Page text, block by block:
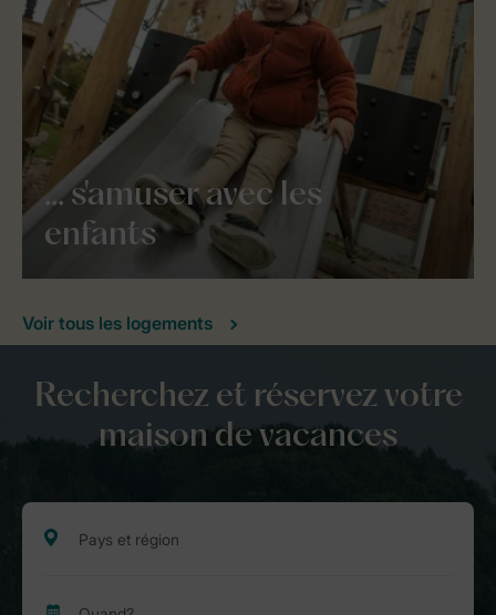
... s'amuser avec les
enfants
Voir tous les logements
Recherchez et réservez votre
maison de vacances